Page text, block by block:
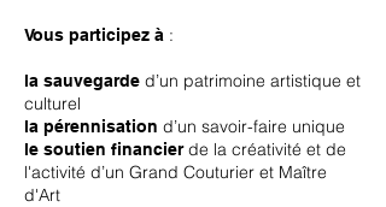
Vous participez à :
la sauvegarde d’un patrimoine artistique et
culturel
la pérennisation d’un savoir-faire unique
le soutien financierde la créativité et de
l'activité d’un Grand Couturier et Maître
d'Art